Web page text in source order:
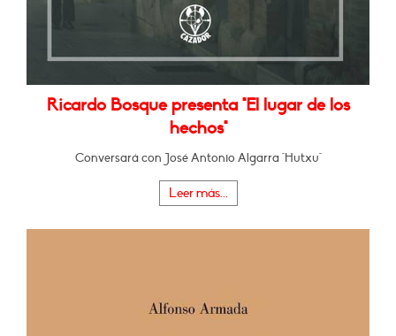
Ricardo Bosque presenta "El lugar de los
hechos"
Conversará con José Antonio Algarra "Hutxu"
Leer más...